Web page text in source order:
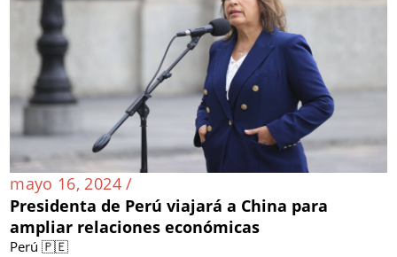
mayo 16, 2024 /
Presidenta de Perú viajará a China para
ampliar relaciones económicas
Perú 🇵🇪